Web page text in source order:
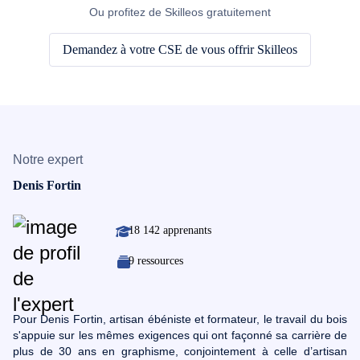
Ou profitez de Skilleos gratuitement
Demandez à votre CSE de vous offrir Skilleos
Notre expert
Denis Fortin
18 142 apprenants
9 ressources
Pour Denis Fortin, artisan ébéniste et formateur, le travail du bois
s'appuie sur les mêmes exigences qui ont façonné sa carrière de
plus de 30 ans en graphisme, conjointement à celle d’artisan